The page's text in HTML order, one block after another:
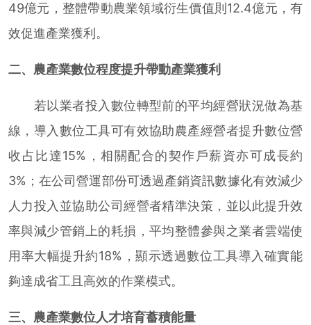
49億元，整體帶動農業領域衍生價值則12.4億元，有
效促進產業獲利。
二、農產業數位程度提升帶動產業獲利
若以業者投入數位轉型前的平均經營狀況做為基
線，導入數位工具可有效協助農產經營者提升數位營
收占比達15%，相關配合的契作戶薪資亦可成長約
3%；在公司營運部份可透過產銷資訊數據化有效減少
人力投入並協助公司經營者精準決策，並以此提升效
率與減少管銷上的耗損，平均整體參與之業者雲端使
用率大幅提升約18%，顯示透過數位工具導入確實能
夠達成省工且高效的作業模式。
三、農產業數位人才培育蓄積能量